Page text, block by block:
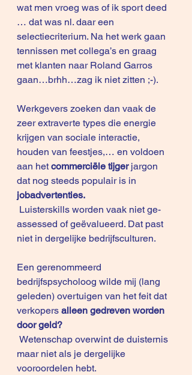
wat men vroeg was of ik sport deed
… dat was nl. daar een
selectiecriterium. Na het werk gaan
tennissen met collega’s en graag
met klanten naar Roland Garros
gaan…brhh…zag ik niet zitten ;-).
Werkgevers zoeken dan vaak de
zeer extraverte types die energie
krijgen van sociale interactie,
houden van feestjes,… en voldoen
aan het commerciële tijger jargon
dat nog steeds populair is in
jobadvertenties.
assessed of geëvalueerd. Dat past
niet in dergelijke bedrijfsculturen.
Een gerenommeerd
bedrijfspsycholoog wilde mij (lang
geleden) overtuigen van het feit dat
verkopers alleen gedreven worden
door geld?
maar niet als je dergelijke
vooroordelen hebt.